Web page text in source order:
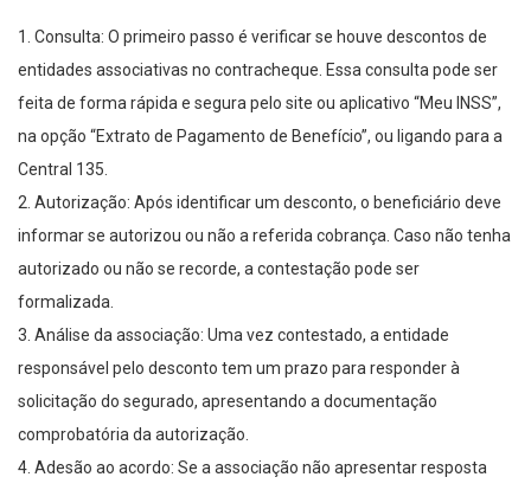
1. Consulta: O primeiro passo é verificar se houve descontos de
entidades associativas no contracheque. Essa consulta pode ser
feita de forma rápida e segura pelo site ou aplicativo “Meu INSS”,
na opção “Extrato de Pagamento de Benefício”, ou ligando para a
Central 135.
2. Autorização: Após identificar um desconto, o beneficiário deve
informar se autorizou ou não a referida cobrança. Caso não tenha
autorizado ou não se recorde, a contestação pode ser
formalizada.
3. Análise da associação: Uma vez contestado, a entidade
responsável pelo desconto tem um prazo para responder à
solicitação do segurado, apresentando a documentação
comprobatória da autorização.
4. Adesão ao acordo: Se a associação não apresentar resposta